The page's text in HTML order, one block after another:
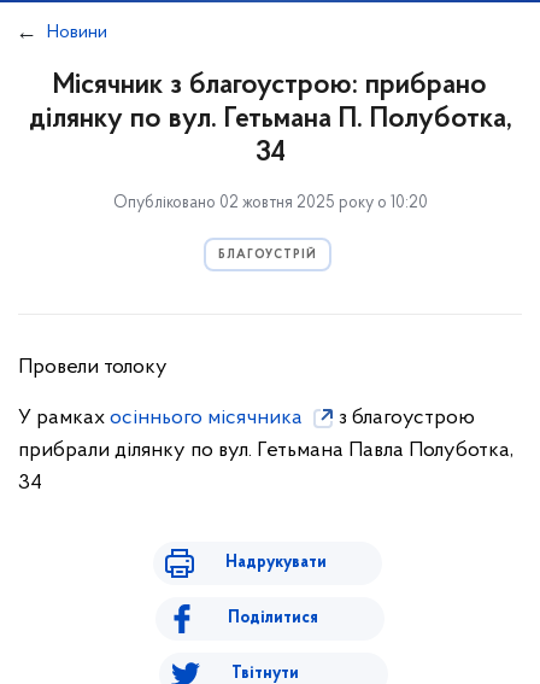
Новини
Місячник з благоустрою: прибрано
ділянку по вул. Гетьмана П. Полуботка,
34
Опубліковано 02 жовтня 2025 року о 10:20
БЛАГОУСТРІЙ
Провели толоку
У рамках осіннього місячника
з благоустрою
прибрали ділянку по вул. Гетьмана Павла Полуботка,
34
Надрукувати
Поділитися
Твітнути